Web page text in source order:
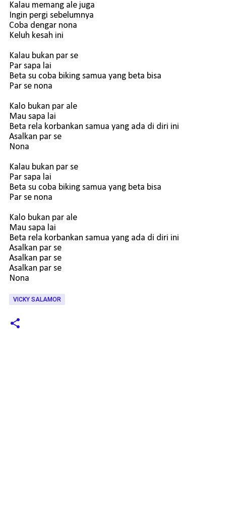
Kalau memang ale juga
Ingin pergi sebelumnya
Coba dengar nona
Keluh kesah ini
Kalau bukan par se
Par sapa lai
Beta su coba biking samua yang beta bisa
Par se nona
Kalo bukan par ale
Mau sapa lai
Beta rela korbankan samua yang ada di diri ini
Asalkan par se
Nona
Kalau bukan par se
Par sapa lai
Beta su coba biking samua yang beta bisa
Par se nona
Kalo bukan par ale
Mau sapa lai
Beta rela korbankan samua yang ada di diri ini
Asalkan par se
Asalkan par se
Asalkan par se
Nona
VICKY SALAMOR